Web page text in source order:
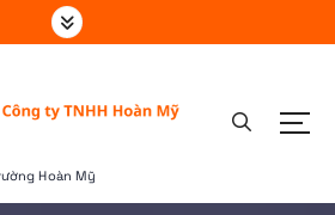
Hoàn Mỹ